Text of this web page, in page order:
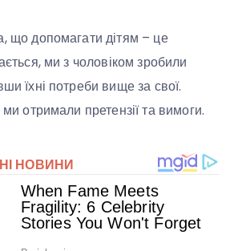
що допомагати дітям – це
ми з чоловіком зробили
їхні потреби вище за свої.
отримали претензії та вимоги.